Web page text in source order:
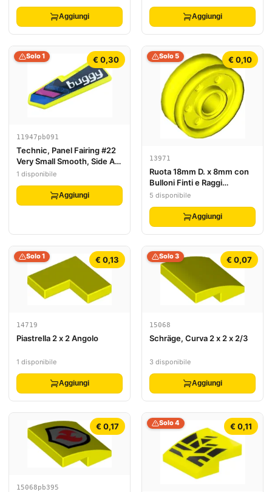
Aggiungi Aggiungi
€ 0,30
Solo 1
11947pb091
Technic, Panel Fairing #22
Very Small Smooth, Side A
with Blue Honeycomb,
Chevrons and White 'buggy'
Pattern (Sticker) - Set
1 disponibile
Aggiungi
€ 0,10
Solo 5
13971
Ruota 18mm D. x 8mm con
Bulloni Finti e Raggi
Profondi con Anello Interno
5 disponibile
Aggiungi
€ 0,13
Solo 1
14719
Piastrella 2 x 2 Angolo
1 disponibile
Aggiungi
€ 0,07
Solo 3
15068
Schräge, Curva 2 x 2 x 2/3
3 disponibile
Aggiungi
€ 0,17
15068pb395
€ 0,11
Solo 4